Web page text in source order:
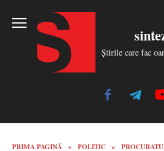
Știrile care fac
PRIMA PAGINĂ » POLITIC »